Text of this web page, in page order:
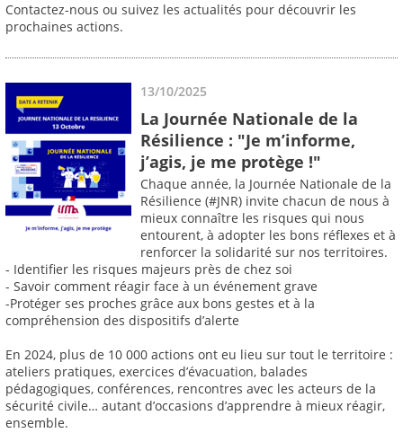
Contactez-nous ou suivez les actualités pour découvrir les
prochaines actions.
13/10/2025
La Journée Nationale de la
Résilience : "Je m’informe,
j’agis, je me protège !"
Chaque année, la Journée Nationale de la
Résilience (#JNR) invite chacun de nous à
mieux connaître les risques qui nous
entourent, à adopter les bons réflexes et à
renforcer la solidarité sur nos territoires.
- Identifier les risques majeurs près de chez soi
- Savoir comment réagir face à un événement grave
-Protéger ses proches grâce aux bons gestes et à la
compréhension des dispositifs d’alerte
En 2024, plus de 10 000 actions ont eu lieu sur tout le territoire :
ateliers pratiques, exercices d’évacuation, balades
pédagogiques, conférences, rencontres avec les acteurs de la
sécurité civile… autant d’occasions d’apprendre à mieux réagir,
ensemble.